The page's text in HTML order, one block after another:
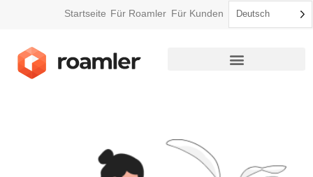
Startseite Für Roamler Für Kunden Deutsch